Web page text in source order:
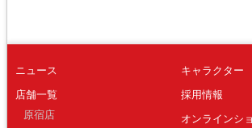
ニュース
店舗一覧
原宿店
キャラクター
採用情報
オンラインシ